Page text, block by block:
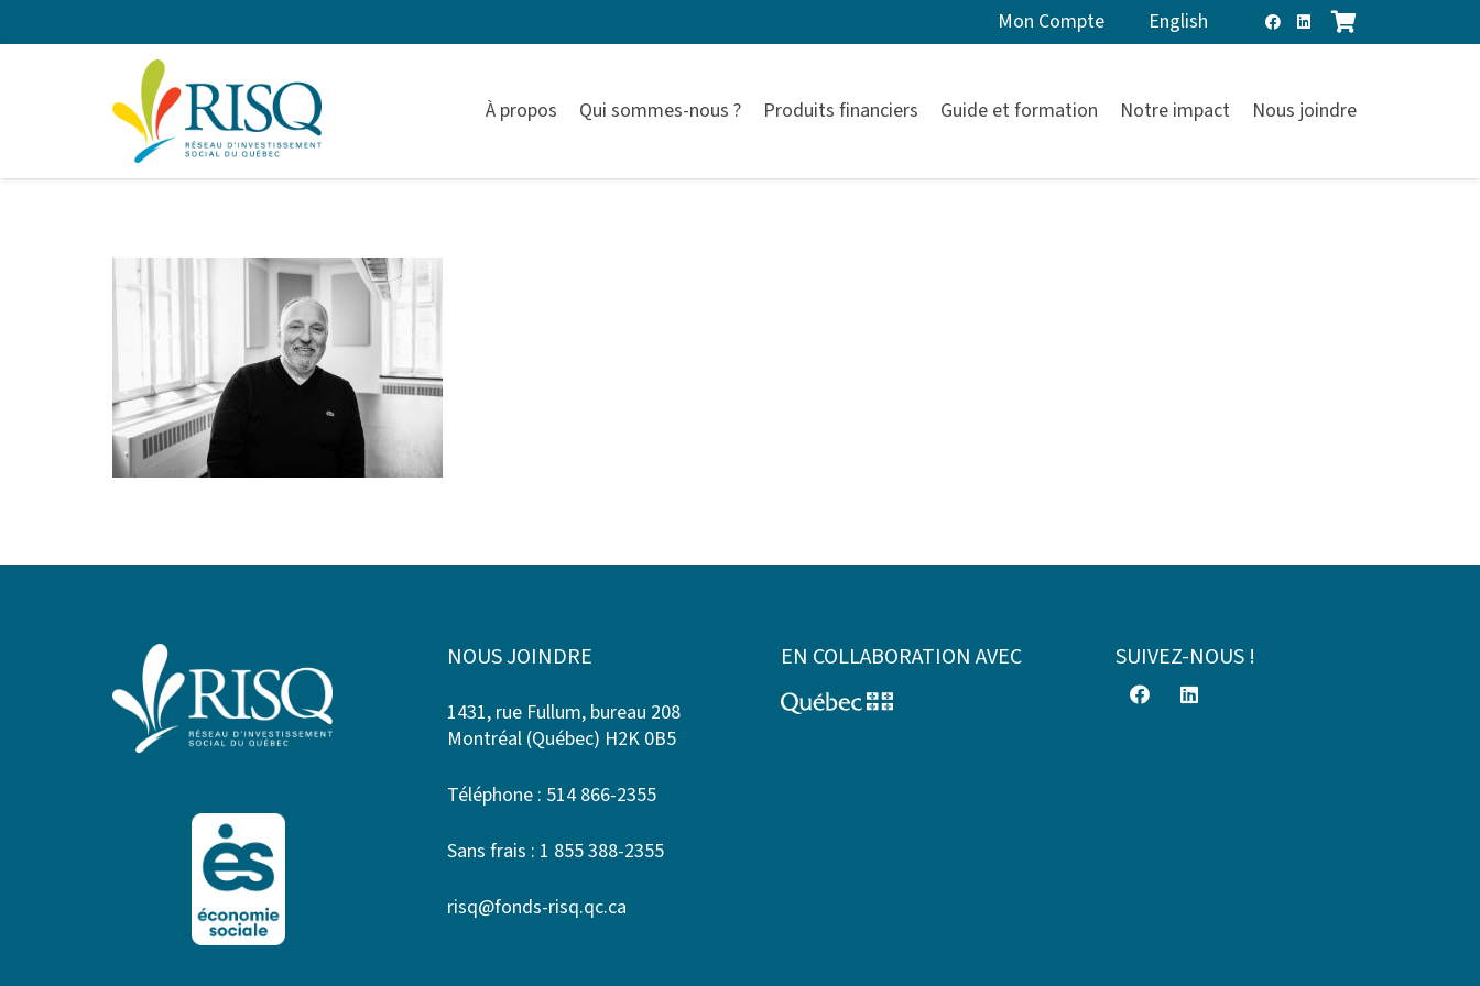
Mon Compte English
À propos Qui sommes-nous ? Produits financiers Guide et formation Notre impact Nous joindre
NOUS JOINDRE
1431, rue Fullum, bureau 208
Montréal (Québec) H2K 0B5
Téléphone : 514 866-2355
Sans frais : 1 855 388-2355
risq@fonds-risq.qc.ca
EN COLLABORATION AVEC SUIVEZ-NOUS !